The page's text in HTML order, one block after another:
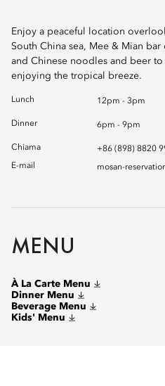
Enjoy a peaceful location
South China sea, Mee & Mian
and Chinese noodles and beer
enjoying the tropical breeze.
Lunch 12pm - 3pm
Dinner 6pm - 9pm
Chiama
+86 (898) 8820
E-mail
mosan-
MENU
À La Carte Menu
Dinner Menu
Beverage Menu
Kids' Menu